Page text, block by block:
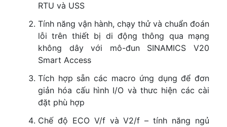
RTU và USS
Tính năng vận hành, chạy thử và chuẩn đoán
lỗi trên thiết bị di động thông qua mạng
không dây với mô-đun SINAMICS V20
Smart Access
Tích hợp sẵn các macro ứng dụng để đơn
giản hóa cấu hình I/O và thưc hiện các cài
đặt phù hợp
Chế độ ECO V/f và V2/f – tính năng ngủ